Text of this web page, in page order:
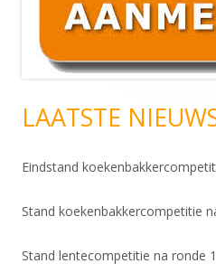
sidebar
LAATSTE
Eindstand
Stand koekenbakkercompetitie
Stand lentecompetitie na ronde